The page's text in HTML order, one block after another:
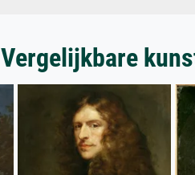
Vergelijkbare